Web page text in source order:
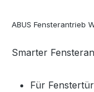
ABUS Fensterantrieb
Smarter
Für